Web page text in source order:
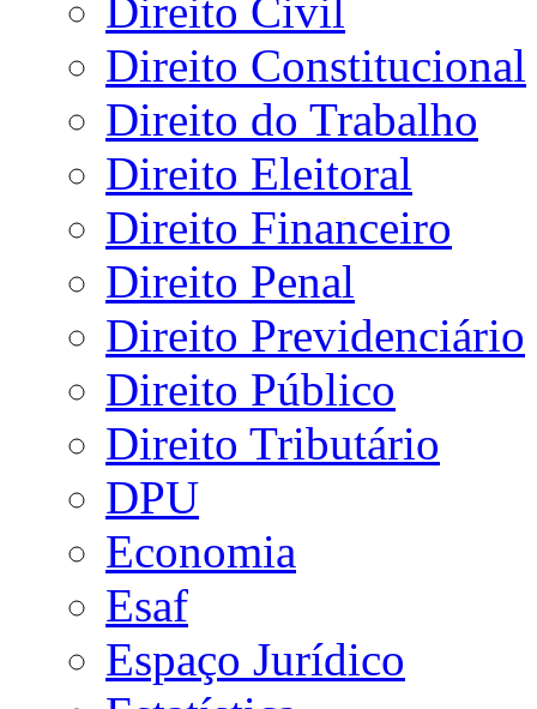
Direito Civil
Direito Constitucional
Direito do Trabalho
Direito Eleitoral
Direito Financeiro
Direito Penal
Direito Previdenciário
Direito Público
Direito Tributário
DPU
Economia
Esaf
Espaço Jurídico